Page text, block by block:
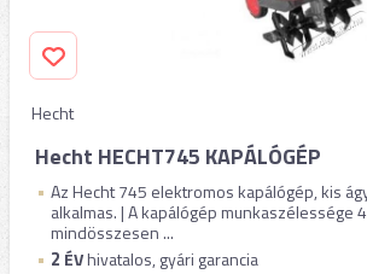
Hecht
Hecht HECHT745 KAPÁLÓGÉP
Az Hecht 745 elektromos kapálógép, kis
alkalmas. | A kapálógép munkaszélessége
mindösszesen ...
2 ÉVhivatalos, gyári garancia